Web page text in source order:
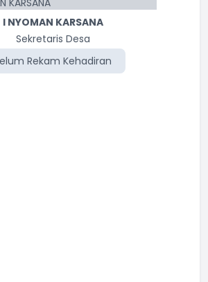
I NYOMAN KARSANA
Sekretaris Desa
Rekam Kehadiran
I WAYAN MURDIKA
Kasi Kesejahteraan
Rekam Kehadiran